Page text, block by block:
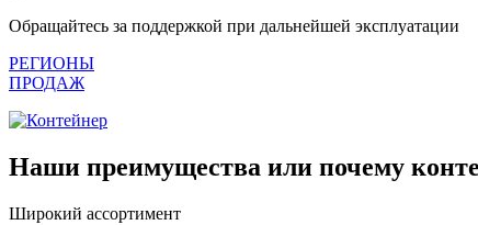
Обращайтесь за поддержкой при дальнейшей эксплуатации
РЕГИОНЫ
ПРОДАЖ
Наши преимущества или почему
Широкий ассортимент